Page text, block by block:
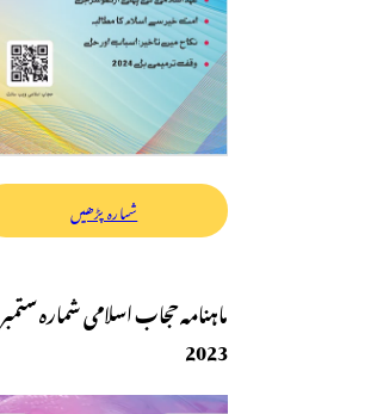
شمارہ پڑھیں
ماہنامہ حجاب اسلامی شمارہ ستمبر
2023